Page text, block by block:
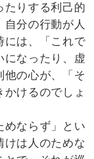
たりする利己的
分の行動が人
には、「これで
になったり、虚
他の心が、「そ
けるのでしょ
めならず」とい
けは人のためな